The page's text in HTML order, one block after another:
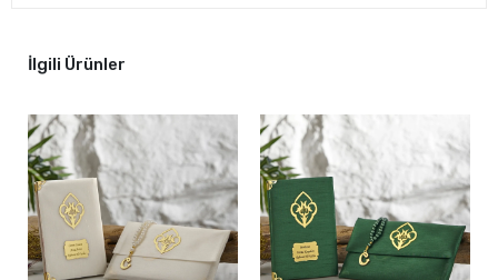
İlgili Ürünler